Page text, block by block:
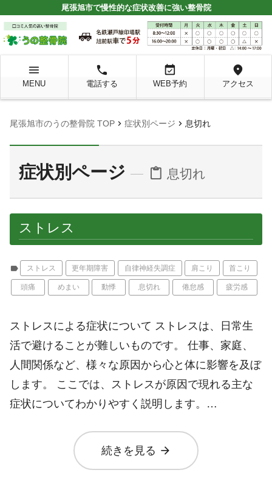
尾張旭市で慢性的な症状改善に強い整骨院
menu
MENU
local_phone
電話する
event_available
WEB予約
location_on
アクセス
尾張旭市のうの整骨院 TOP chevron_right 症状別ページ chevron_right 息切れ
症状別ページ content_paste 息切れ
ストレス
label ストレス 更年期障害 自律神経失調症 肩こり 首こり
頭痛 めまい 動悸 息切れ 倦怠感 疲労感
ストレスによる症状について ストレスは、日常生
活で避けることが難しいものです。 仕事、家庭、
人間関係など、様々な原因から心と体に影響を及ぼ
します。 ここでは、ストレスが原因で現れる主な
症状についてわかりやすく説明します。…
続きを見る arrow_forward